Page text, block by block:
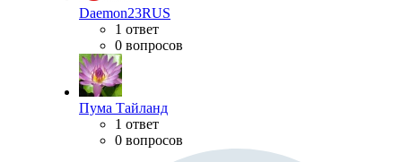
Daemon23RUS
1 ответ
0 вопросов
Пума Тайланд
1 ответ
0 вопросов